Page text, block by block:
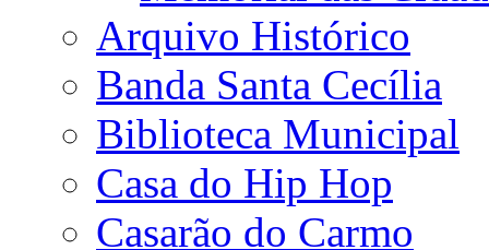
Arquivo Histórico
Banda Santa Cecília
Biblioteca Municipal
Casa do Hip Hop
Casarão do Carmo